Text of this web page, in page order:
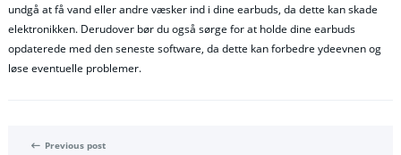
undgå at få vand eller andre væsker ind i dine earbuds, da dette kan skade
elektronikken. Derudover bør du også sørge for at holde dine earbuds
opdaterede med den seneste software, da dette kan forbedre ydeevnen og
løse eventuelle problemer.
Previous post